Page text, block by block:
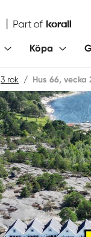
Köpa
3 rok / Hus 66, vecka